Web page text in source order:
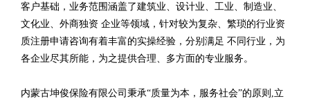
客户基础，业务范围涵盖了建筑业、设计业、工业、制造业、
文化业、外商独资 企业等领域，针对较为复杂、繁琐的行业资
质注册申请咨询有着丰富的实操经验，分别满足 不同行业，为
各企业尽其所能，为之提供合理、多方面的专业服务。
内蒙古坤俊保险有限公司秉承“质量为本，服务社会”的原则,立